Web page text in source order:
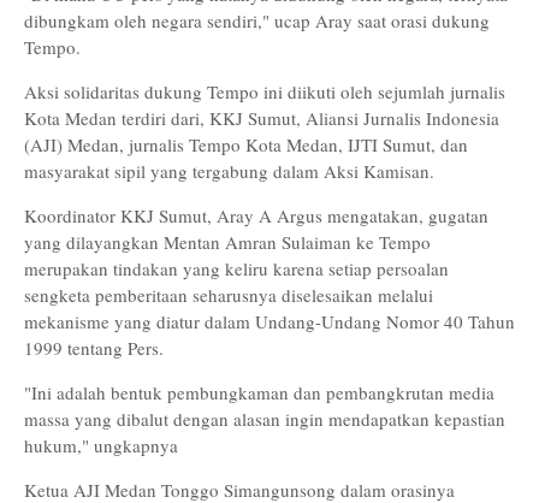
dibungkam oleh negara sendiri," ucap Aray saat orasi dukung
Tempo.
Aksi solidaritas dukung Tempo ini diikuti oleh sejumlah jurnalis
Kota Medan terdiri dari, KKJ Sumut, Aliansi Jurnalis Indonesia
(AJI) Medan, jurnalis Tempo Kota Medan, IJTI Sumut, dan
masyarakat sipil yang tergabung dalam Aksi Kamisan.
Koordinator KKJ Sumut, Aray A Argus mengatakan, gugatan
yang dilayangkan Mentan Amran Sulaiman ke Tempo
merupakan tindakan yang keliru karena setiap persoalan
sengketa pemberitaan seharusnya diselesaikan melalui
mekanisme yang diatur dalam Undang-Undang Nomor 40 Tahun
1999 tentang Pers.
"Ini adalah bentuk pembungkaman dan pembangkrutan media
massa yang dibalut dengan alasan ingin mendapatkan kepastian
hukum," ungkapnya
Ketua AJI Medan Tonggo Simangunsong dalam orasinya